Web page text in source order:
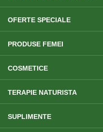
OFERTE SPECIALE
PRODUSE FEMEI
COSMETICE
TERAPIE NATURISTA
SUPLIMENTE